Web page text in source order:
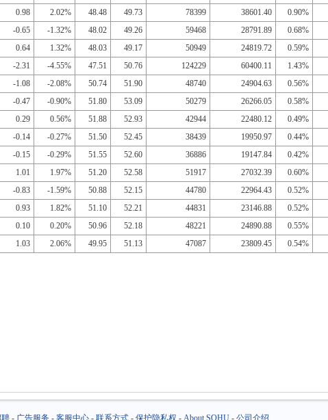
0.98 2.02% 48.48 49.73 78399 38601.40 0.90%
-0.65 -1.32% 48.02 49.26 59468 28791.89 0.68%
0.64 1.32% 48.03 49.17 50949 24819.72 0.59%
-2.31 -4.55% 47.51 50.76 124229 60400.11 1.43%
-1.08 -2.08% 50.74 51.90 48740 24904.63 0.56%
-0.47 -0.90% 51.80 53.09 50279 26266.05 0.58%
0.29 0.56% 51.88 52.93 42944 22480.12 0.49%
-0.14 -0.27% 51.50 52.45 38439 19950.97 0.44%
-0.15 -0.29% 51.55 52.60 36886 19147.84 0.42%
1.01 1.97% 51.20 52.58 51917 27032.39 0.60%
-0.83 -1.59% 50.88 52.15 44780 22964.43 0.52%
0.93 1.82% 51.10 52.21 44831 23146.88 0.52%
0.10 0.20% 50.96 52.18 48221 24890.88 0.55%
1.03 2.06% 49.95 51.13 47087 23809.45 0.54%
- 广告服务- 客服中心- 联系方式- 保护隐私权 - About SOHU- 公司介绍